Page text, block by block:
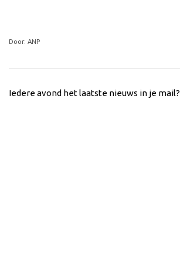
Door: ANP
Iedere avond het laatste nieuws in je mail?